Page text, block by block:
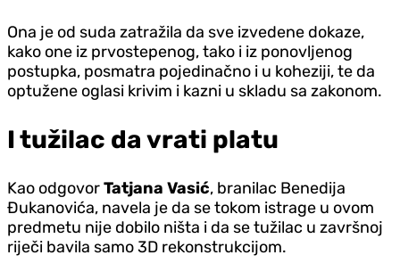
Ona je od suda zatražila da sve izvedene dokaze,
kako one iz prvostepenog, tako i iz ponovljenog
postupka, posmatra pojedinačno i u koheziji, te da
optužene oglasi krivim i kazni u skladu sa zakonom.
I tužilac da vrati platu
Kao odgovorTatjana Vasić, branilac Benedija
Đukanovića, navela je da se tokom istrage u ovom
predmetu nije dobilo ništa i da se tužilac u završnoj
riječi bavila samo 3D rekonstrukcijom.